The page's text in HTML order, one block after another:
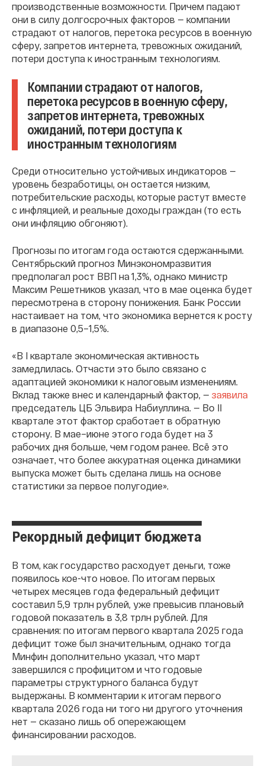
производственные возможности. Причем падают
они в силу долгосрочных факторов — компании
страдают от налогов, перетока ресурсов в военную
сферу, запретов интернета, тревожных ожиданий,
потери доступа к иностранным технологиям.
Компании страдают от налогов,
перетока ресурсов в военную сферу,
запретов интернета, тревожных
ожиданий, потери доступа к
иностранным технологиям
Среди относительно устойчивых индикаторов —
уровень безработицы, он остается низким,
потребительские расходы, которые растут вместе
с инфляцией, и реальные доходы граждан (то есть
они инфляцию обгоняют).
Прогнозы по итогам года остаются сдержанными.
Сентябрьский прогноз Минэкономразвития
предполагал рост ВВП на 1,3%, однако министр
Максим Решетников указал, что в мае оценка будет
пересмотрена в сторону понижения. Банк России
настаивает на том, что экономика вернется к росту
в диапазоне 0,5–1,5%.
«В I квартале экономическая активность
замедлилась. Отчасти это было связано с
адаптацией экономики к налоговым изменениям.
Вклад также внес и календарный фактор, — заявила
председатель ЦБ Эльвира Набиуллина. — Во II
квартале этот фактор сработает в обратную
сторону. В мае–июне этого года будет на 3
рабочих дня больше, чем годом ранее. Всё это
означает, что более аккуратная оценка динамики
выпуска может быть сделана лишь на основе
статистики за первое полугодие».
Рекордный дефицит бюджета
В том, как государство расходует деньги, тоже
появилось кое-что новое. По итогам первых
четырех месяцев года федеральный дефицит
составил 5,9 трлн рублей, уже превысив плановый
годовой показатель в 3,8 трлн рублей. Для
сравнения: по итогам первого квартала 2025 года
дефицит тоже был значительным, однако тогда
Минфин дополнительно указал, что март
завершился с профицитом и что годовые
параметры структурного баланса будут
выдержаны. В комментарии к итогам первого
квартала 2026 года ни того ни другого уточнения
нет — сказано лишь об опережающем
финансировании расходов.